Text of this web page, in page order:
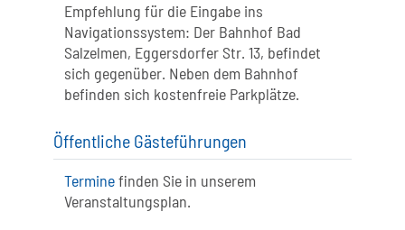
Empfehlung für die Eingabe ins
Navigationssystem: Der Bahnhof Bad
Salzelmen, Eggersdorfer Str. 13, befindet
sich gegenüber. Neben dem Bahnhof
befinden sich kostenfreie Parkplätze.
Öffentliche Gästeführungen
Terminefinden Sie in unserem
Veranstaltungsplan.